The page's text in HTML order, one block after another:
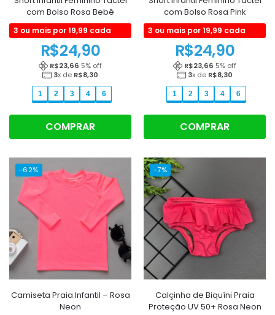
com Bolso Rosa Bebê
3 ou mais por 19,99 cada
R$24,90
R$23,66 5% off
3x de R$8,30
1 2 3 4 6
COMPRAR
com Bolso Rosa Pink
3 ou mais por 19,99 cada
R$24,90
R$23,66 5% off
3x de R$8,30
1 2 3 4 6
COMPRAR
-62%
Camiseta Praia Infantil – Rosa
Neon
-7%
Calçinha de Biquíni Praia
Proteção UV 50+ Rosa Neon